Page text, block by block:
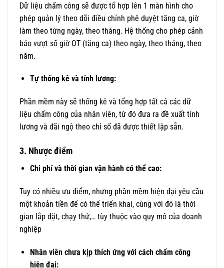
Dữ liệu chấm công sẽ được tổ hợp lên 1 màn hình cho
phép quản lý theo dõi điều chỉnh phê duyệt tăng ca, giờ
làm theo từng ngày, theo tháng. Hệ thống cho phép cảnh
báo vượt số giờ OT (tăng ca) theo ngày, theo tháng, theo
năm.
Tự thống kê và tính lương:
Phần mềm này sẽ thống kê và tổng hợp tất cả các dữ
liệu chấm công của nhân viên, từ đó đưa ra đề xuất tính
lương và đãi ngộ theo chỉ số đã được thiết lập sẵn.
3. Nhược điểm
Chi phí và thời gian vận hành có thể cao:
Tuy có nhiều ưu điểm, nhưng phần mềm hiện đại yêu cầu
một khoản tiền để có thể triển khai, cùng với đó là thời
gian lắp đặt, chạy thử,… tùy thuộc vào quy mô của doanh
nghiệp
Nhân viên chưa kịp thích ứng với cách chấm công
hiện đại: